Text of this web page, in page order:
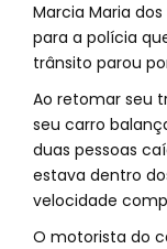
Marcia Maria
para a polícia
trânsito parou
Ao retomar seu
seu carro
duas pessoas
estava dentro
velocidade
O motorista do